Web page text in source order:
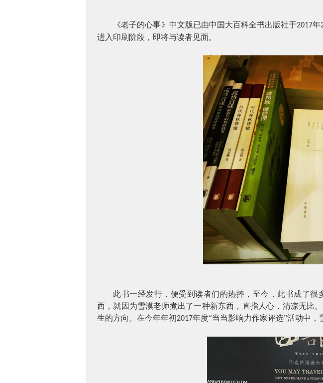
《老子的心事》中文版已由中国大百科全书出版社于2017年
进入印刷阶段，即将与读者见面。
此书一经发行，便受到读者们的热捧，至今，此书成了
西，就因为雪漠老师煮出了一种新东西，直指人心，清凉无比
生的方向。在今年年初2017年度“当当影响力作家评选”活动中，